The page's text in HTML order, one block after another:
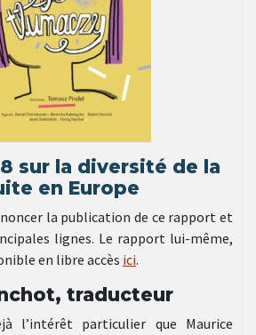
sur la diversité de la
en Europe
la publication de ce rapport et
lignes. Le rapport lui-même,
en libre accès ici.
traducteur
l’intérêt particulier que Maurice